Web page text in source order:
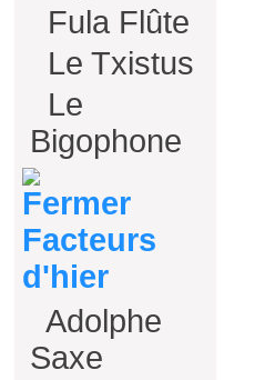
Fula Flûte
Le Txistus
Le
Bigophone
Facteurs
d'hier
Adolphe
Saxe